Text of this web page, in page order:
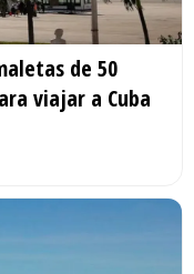
de 50
viajar a Cuba